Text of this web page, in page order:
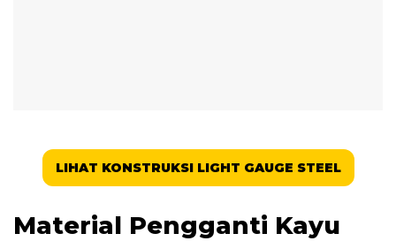
LIHAT KONSTRUKSI LIGHT GAUGE STEEL
Material Pengganti Kayu